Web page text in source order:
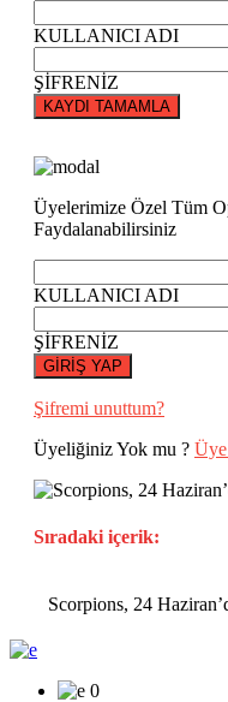
KULLANICI ADI
ŞİFRENİZ
KAYDI TAMAMLA
Üyelerimize Özel Tüm
Faydalanabilirsiniz
KULLANICI ADI
ŞİFRENİZ
GİRİŞ YAP
Şifremi unuttum?
Üyeliğiniz Yok mu ? Üye
Sıradaki içerik:
0